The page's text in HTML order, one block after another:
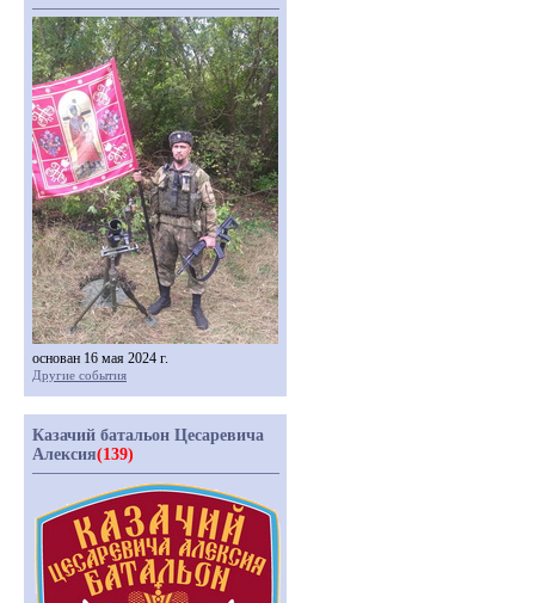
основан 16 мая 2024 г.
Другие события
Казачий батальон Цесаревича
Алексия(139)